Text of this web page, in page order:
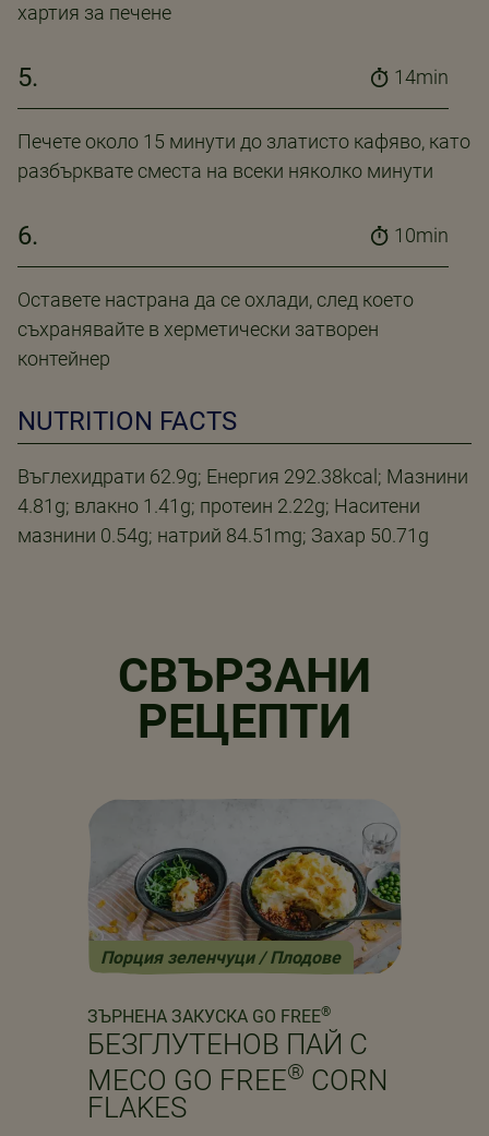
хартия за печене
5. 14min
Печете около 15 минути до златисто кафяво, като
разбърквате сместа на всеки няколко минути
6. 10min
Оставете настрана да се охлади, след което
съхранявайте в херметически затворен
контейнер
NUTRITION FACTS
Въглехидрати 62.9g; Енергия 292.38kcal; Мазнини
4.81g; влакно 1.41g; протеин 2.22g; Наситени
мазнини 0.54g; натрий 84.51mg; Захар 50.71g
СВЪРЗАНИ
РЕЦЕПТИ
Порция зеленчуци / Плодове
ЗЪРНЕНА ЗАКУСКА GO FREE®
БЕЗГЛУТЕНОВ ПАЙ С
МЕСО GO FREE® CORN
FLAKES
Previous
Next